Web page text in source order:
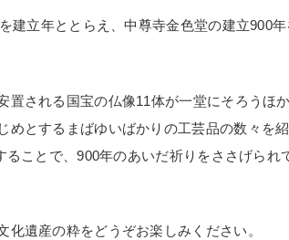
建立年ととらえ、中尊寺金色堂の建立900
置される国宝の仏像11体が一堂にそろうほ
めとするまばゆいばかりの工芸品の数々を
ことで、900年のあいだ祈りをささげられ
遺産の粋をどうぞお楽しみください。